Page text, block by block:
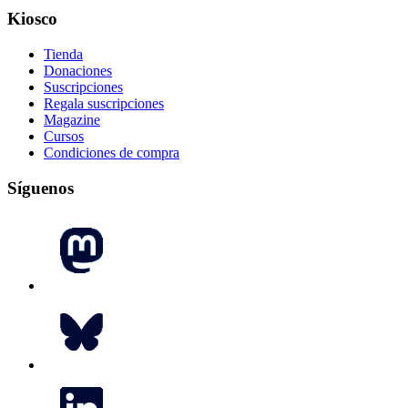
Kiosco
Tienda
Donaciones
Suscripciones
Regala suscripciones
Magazine
Cursos
Condiciones de compra
Síguenos